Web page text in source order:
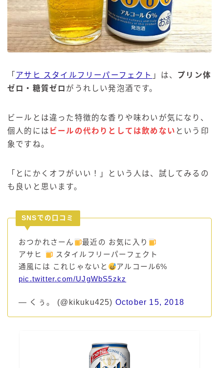
「 アサヒ スタイルフリーパーフェクト 」は、 プリン体
ゼロ・糖質ゼロ がうれしい発泡酒です。
ビールとは違った特徴的な香りや味わいが気になり、
個人的には ビールの代わりとしては飲めない という印
象ですね。
「とにかくオフがいい！」という人は、試してみるの
も良いと思います。
SNSでの口コミ
おつかれさーん
最近の お気に入り
アサヒ
スタイルフリーパーフェクト
通風には これじゃないと
アルコール6%
pic.twitter.com/UJgWbS5zkz
— くぅ。 (@kikuku425) October 15, 2018